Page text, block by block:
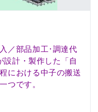
／部品加工･調達代
計・製作した「自
における中子の搬送
つです。